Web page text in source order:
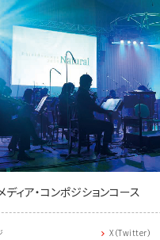
ディア・コンポジションコース
X（Twitter）